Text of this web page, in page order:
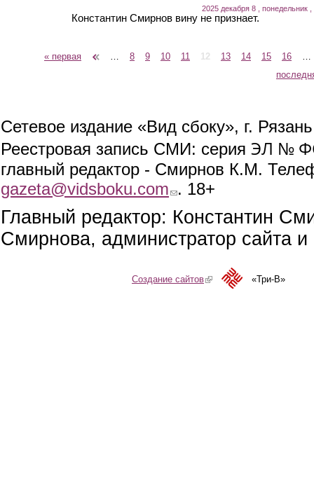
2025 декабря 8 , понедельник ,
Константин Смирнов вину не признает.
Страницы« первая 8 9 10 11 12 13 14 15 16
Сетевое издание «Вид сбоку», г.
Реестровая запись СМИ: серия ЭЛ №
главный редактор - Смирнов К.М.
gazeta@vidsboku.com (link sends e-mail)
. 18+
Главный редактор: Константин
Смирнова, администратор сайта
Создание сайтов(link is external)«Три-В»